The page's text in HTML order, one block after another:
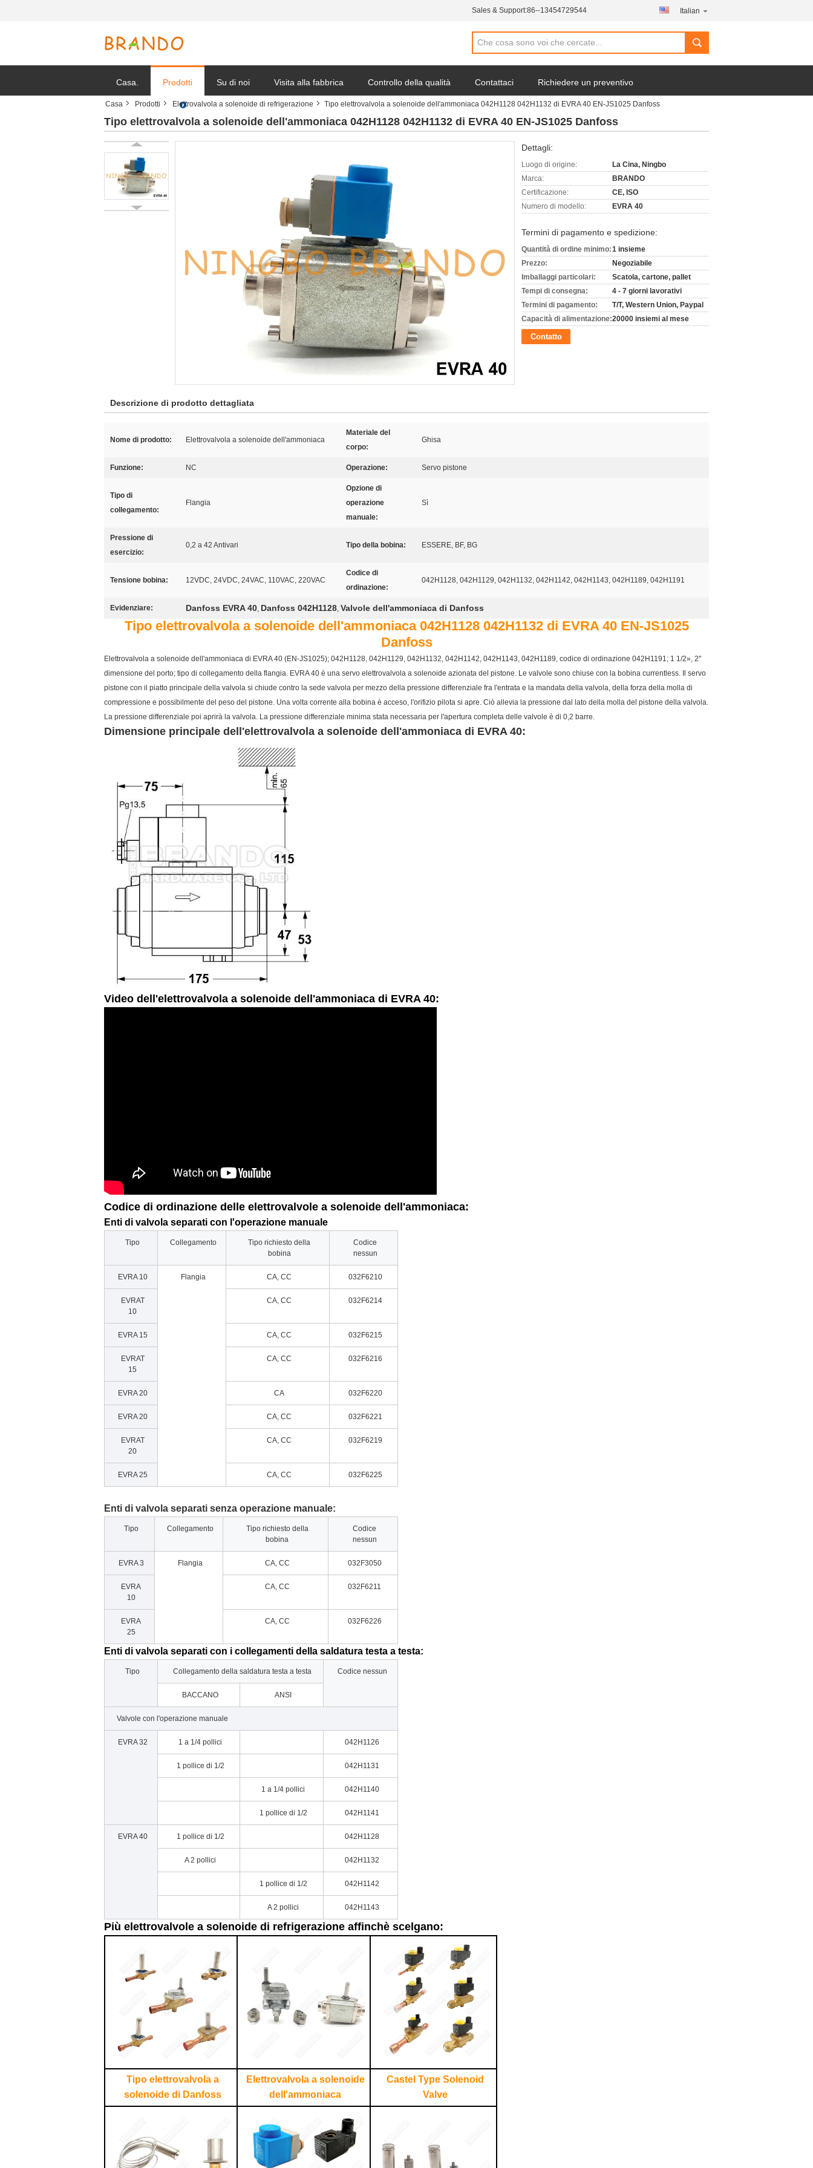
Sales & Support:86--13454729544 Italian
Casa. Prodotti Su di noi Visita alla fabbrica Controllo della qualità Contattaci Richiedere un preventivo
Notizie della società
Casa Prodotti Elettrovalvola a solenoide di refrigerazione Tipo elettrovalvola a solenoide dell'ammoniaca 042H1128 042H1132 di EVRA 40 EN-JS1025 Danfoss
Tipo elettrovalvola a solenoide dell'ammoniaca 042H1128 042H1132 di EVRA 40 EN-JS1025 Danfoss
Dettagli:
Luogo di origine:
La Cina, Ningbo
Marca:
BRANDO
Certificazione:
CE, ISO
Numero di modello:
EVRA 40
Termini di pagamento e spedizione:
Quantità di ordine minimo:1 insieme
Prezzo:
Negoziabile
Imballaggi particolari:
Scatola, cartone, pallet
Tempi di consegna:
4 - 7 giorni lavorativi
Termini di pagamento:
T/T, Western Union, Paypal
Capacità di alimentazione:20000 insiemi al mese
Contatto
Descrizione di prodotto dettagliata
Nome di prodotto: Elettrovalvola a solenoide dell'ammoniaca
Materiale del
corpo:
Ghisa
Funzione: NC Operazione: Servo pistone
Tipo di
collegamento:
Flangia
Opzione di
operazione
manuale:
Sì
Pressione di
esercizio:
0,2 a 42 Antivari Tipo della bobina: ESSERE, BF, BG
Tensione bobina: 12VDC, 24VDC, 24VAC, 110VAC, 220VAC
Codice di
ordinazione:
042H1128, 042H1129, 042H1132, 042H1142, 042H1143, 042H1189, 042H1191
Evidenziare: Danfoss EVRA 40, Danfoss 042H1128, Valvole dell'ammoniaca di Danfoss
Tipo elettrovalvola a solenoide dell'ammoniaca 042H1128 042H1132 di EVRA 40 EN-JS1025
Danfoss
Elettrovalvola a solenoide dell'ammoniaca di EVRA 40 (EN-JS1025); 042H1128, 042H1129, 042H1132, 042H1142, 042H1143, 042H1189, codice di ordinazione 042H1191; 1 1/2», 2"
dimensione del porto; tipo di collegamento della flangia. EVRA 40 è una servo elettrovalvola a solenoide azionata del pistone. Le valvole sono chiuse con la bobina currentless. Il servo
pistone con il piatto principale della valvola si chiude contro la sede valvola per mezzo della pressione differenziale fra l'entrata e la mandata della valvola, della forza della molla di
compressione e possibilmente del peso del pistone. Una volta corrente alla bobina è acceso, l'orifizio pilota si apre. Ciò allevia la pressione dal lato della molla del pistone della valvola.
La pressione differenziale poi aprirà la valvola. La pressione differenziale minima stata necessaria per l'apertura completa delle valvole è di 0,2 barre.
Dimensione principale dell'elettrovalvola a solenoide dell'ammoniaca di EVRA 40:
Video dell'elettrovalvola a solenoide dell'ammoniaca di EVRA 40:
Codice di ordinazione delle elettrovalvole a solenoide dell'ammoniaca:
Enti di valvola separati con l'operazione manuale
Tipo Collegamento
Tipo richiesto della
bobina
Codice
nessun
EVRA 10 Flangia CA, CC 032F6210
EVRAT
10
CA, CC 032F6214
EVRA 15 CA, CC 032F6215
EVRAT
15
CA, CC 032F6216
EVRA 20 CA 032F6220
EVRA 20 CA, CC 032F6221
EVRAT
20
CA, CC 032F6219
EVRA 25 CA, CC 032F6225
Enti di valvola separati senza operazione manuale:
Tipo Collegamento
Tipo richiesto della
bobina
Codice
nessun
EVRA 3 Flangia CA, CC 032F3050
EVRA
10
CA, CC 032F6211
EVRA
25
CA, CC 032F6226
Enti di valvola separati con i collegamenti della saldatura testa a testa:
Tipo Collegamento della saldatura testa a testa Codice nessun
BACCANO ANSI
Valvole con l'operazione manuale
EVRA 32 1 a 1/4 pollici 042H1126
1 pollice di 1/2 042H1131
1 a 1/4 pollici 042H1140
1 pollice di 1/2 042H1141
EVRA 40 1 pollice di 1/2 042H1128
A 2 pollici 042H1132
1 pollice di 1/2 042H1142
A 2 pollici 042H1143
Più elettrovalvole a solenoide di refrigerazione affinchè scelgano:
Tipo elettrovalvola a
solenoide di Danfoss
Elettrovalvola a solenoide
dell'ammoniaca
Castel Type Solenoid
Valve